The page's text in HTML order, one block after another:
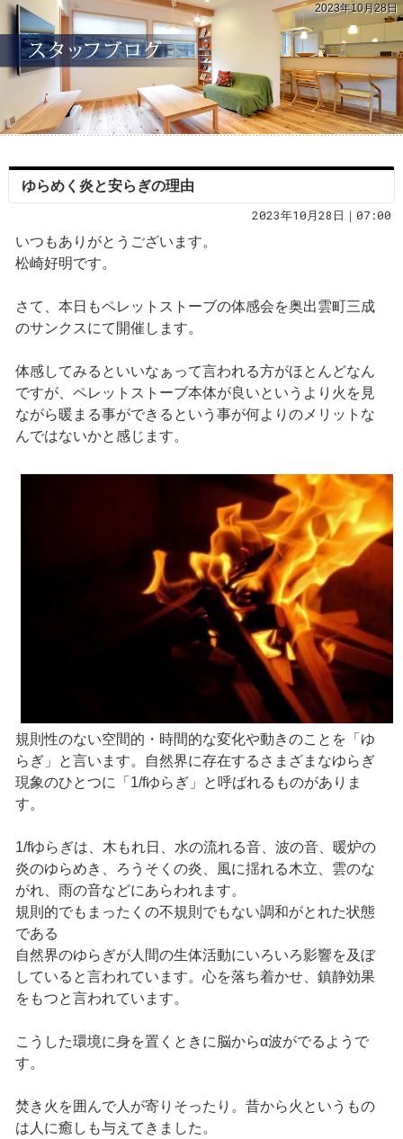
2023年10月28日
ゆらめく炎と安らぎの理由
2023年10月28日｜07:00
いつもありがとうございます。
松崎好明です。
さて、本日もペレットストーブの体感会を奥出雲町三成
のサンクスにて開催します。
体感してみるといいなぁって言われる方がほとんどなん
ですが、ペレットストーブ本体が良いというより火を見
ながら暖まる事ができるという事が何よりのメリットな
んではないかと感じます。
規則性のない空間的・時間的な変化や動きのことを「ゆ
らぎ」と言います。自然界に存在するさまざまなゆらぎ
現象のひとつに「1/fゆらぎ」と呼ばれるものがありま
す。
1/fゆらぎは、木もれ日、水の流れる音、波の音、暖炉の
炎のゆらめき、ろうそくの炎、風に揺れる木立、雲のな
がれ、雨の音などにあらわれます。
規則的でもまったくの不規則でもない調和がとれた状態
である
自然界のゆらぎが人間の生体活動にいろいろ影響を及ぼ
していると言われています。心を落ち着かせ、鎮静効果
をもつと言われています。
こうした環境に身を置くときに脳からα波がでるようで
す。
焚き火を囲んで人が寄りそったり。昔から火というもの
は人に癒しも与えてきました。